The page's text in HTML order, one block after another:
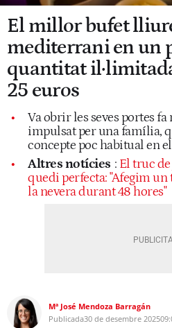
El millor bufet
mediterrani en un
quantitat
25 euros
Va obrir les seves portes fa
impulsat per una família,
concepte poc habitual en
Altres notícies : El truc
quedi perfecta: "Afegim un
la nevera durant 48 hores"
Mª José Mendoza Barragán
Publicada30 de desembre 2025